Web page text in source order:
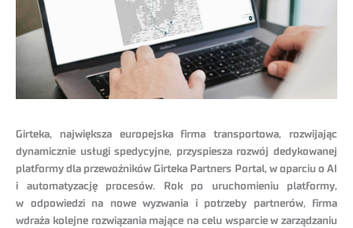
Girteka, największa europejska firma transportowa, rozwijając
dynamicznie usługi spedycyjne, przyspiesza rozwój dedykowanej
platformy dla przewoźników Girteka Partners Portal, w oparciu o AI
i automatyzację procesów. Rok po uruchomieniu platformy,
w odpowiedzi na nowe wyzwania i potrzeby partnerów, firma
wdraża kolejne rozwiązania mające na celu wsparcie w zarządzaniu